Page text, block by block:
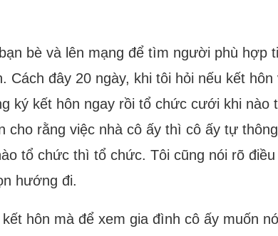
bè và lên mạng để tìm người phù hợp
Cách đây 20 ngày, khi tôi hỏi nếu kết hôn
ký kết hôn ngay rồi tổ chức cưới khi nào
cho rằng việc nhà cô ấy thì cô ấy tự
tổ chức thì tổ chức. Tôi cũng nói rõ
hướng đi.
hôn mà để xem gia đình cô ấy muốn